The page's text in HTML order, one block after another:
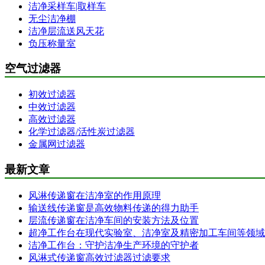
洁净采样车|取样车
无尘洁净棚
洁净层流送风天花
负压称量室
空气过滤器
初效过滤器
中效过滤器
高效过滤器
化学过滤器/活性炭过滤器
金属网过滤器
最新文章
风淋传递窗在洁净室的作用原理
输送线传递窗是高效物料传递的得力助手
层流传递窗在洁净车间的安装方法及位置
超净工作台在现代实验室、洁净室及精密加工车间等领
洁净工作台：守护洁净生产环境的守护者
风淋式传递窗高效过滤器过滤要求